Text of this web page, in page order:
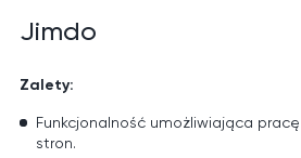
Jimdo
Zalety:
Funkcjonalność umożliwiająca
stron.